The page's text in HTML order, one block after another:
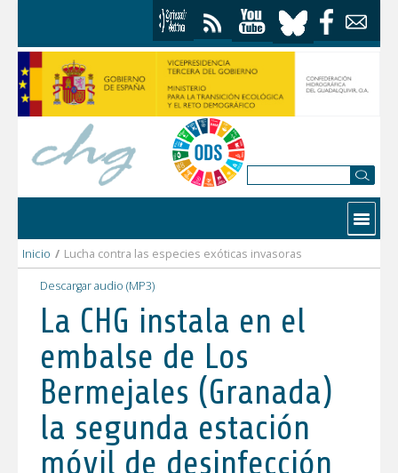
Contactar
Inicio / Lucha contra las especies exóticas invasoras
Descargar audio (MP3)
La CHG instala en el
embalse de Los
Bermejales (Granada)
la segunda estación
móvil de desinfección